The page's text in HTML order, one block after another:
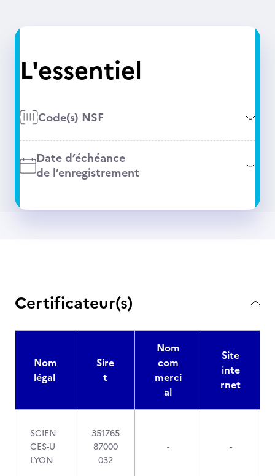
L'essentiel
Code(s) NSF
Date d’échéance
de l’enregistrement
Certificateur(s)
Nom
légal
Sire
t
Nom
com
merci
al
Site
inte
rnet
SCIEN
CES-U
LYON
351765
87000
032
- -